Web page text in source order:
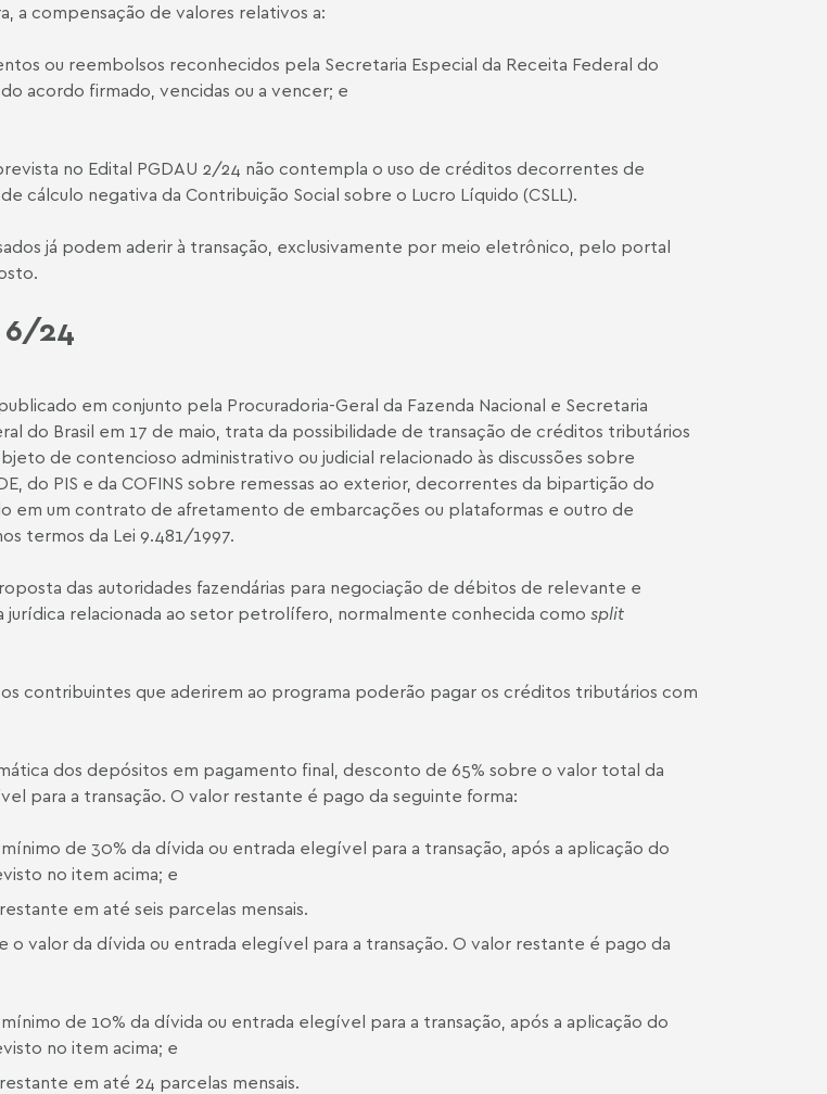
a compensação de valores relativos a:
ou reembolsos reconhecidos pela Secretaria Especial da Receita Federal do
acordo firmado, vencidas ou a vencer; e
no Edital PGDAU 2/24 não contempla o uso de créditos decorrentes de
cálculo negativa da Contribuição Social sobre o Lucro Líquido (CSLL).
já podem aderir à transação, exclusivamente por meio eletrônico, pelo portal
6/24
em conjunto pela Procuradoria-Geral da Fazenda Nacional e Secretaria
do Brasil em 17 de maio, trata da possibilidade de transação de créditos tributários
de contencioso administrativo ou judicial relacionado às discussões sobre
do PIS e da COFINS sobre remessas ao exterior, decorrentes da bipartição do
em um contrato de afretamento de embarcações ou plataformas e outro de
termos da Lei 9.481/1997.
das autoridades fazendárias para negociação de débitos de relevante e
jurídica relacionada ao setor petrolífero, normalmente conhecida como split
contribuintes que aderirem ao programa poderão pagar os créditos tributários com
dos depósitos em pagamento final, desconto de 65% sobre o valor total da
para a transação. O valor restante é pago da seguinte forma:
de 30% da dívida ou entrada elegível para a transação, após a aplicação do
no item acima; e
em até seis parcelas mensais.
o valor da dívida ou entrada elegível para a transação. O valor restante é pago da
de 10% da dívida ou entrada elegível para a transação, após a aplicação do
no item acima; e
em até 24 parcelas mensais.